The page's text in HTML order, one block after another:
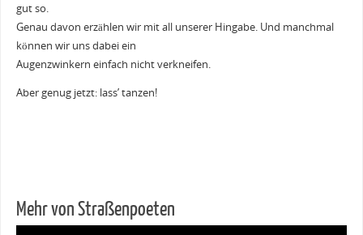
gut so.
Genau davon erzählen wir mit all unserer Hingabe. Und manchmal
können wir uns dabei ein
Augenzwinkern einfach nicht verkneifen.
Aber genug jetzt: lass’ tanzen!
Mehr von Straßenpoeten